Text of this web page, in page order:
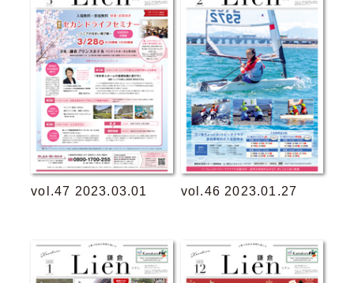
vol.47 2023.03.01 vol.46 2023.01.27